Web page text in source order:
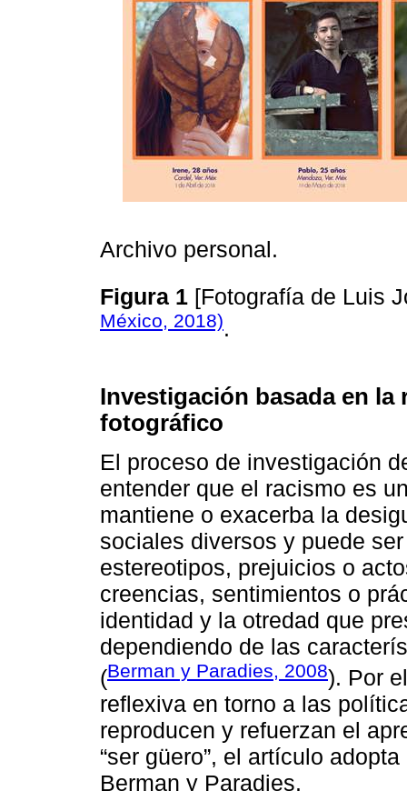
Archivo personal.
Figura 1 [Fotografía de Luis
México, 2018).
Investigación basada en
fotográfico
El proceso de investigación
entender que el racismo es
mantiene o exacerba la
sociales diversos y puede
estereotipos, prejuicios o
creencias, sentimientos o
identidad y la otredad que
dependiendo de las
(Berman y Paradies, 2008). Por
reflexiva en torno a las
reproducen y refuerzan el
“ser güero”, el artículo
Berman y Paradies.